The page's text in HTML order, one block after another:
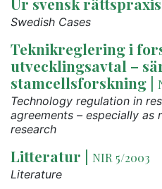
Swedish Cases
Teknikreglering i
utvecklingsavtal –
stamcellsforskning |
Technology regulation in
agreements – especially as
research
Litteratur | NIR 5/2003
Literature